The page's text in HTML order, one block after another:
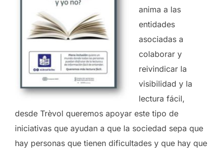
anima a las
entidades
asociadas a
colaborar y
reivindicar la
visibilidad y la
lectura fácil,
desde Trèvol queremos apoyar este tipo de
iniciativas que ayudan a que la sociedad sepa que
hay personas que tienen dificultades y que hay que